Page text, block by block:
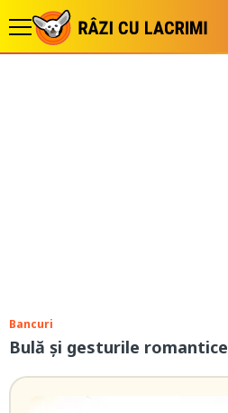
Bancuri
Bulă și gesturile romantice